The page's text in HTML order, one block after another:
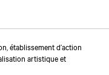
établissement d’action
artistique et